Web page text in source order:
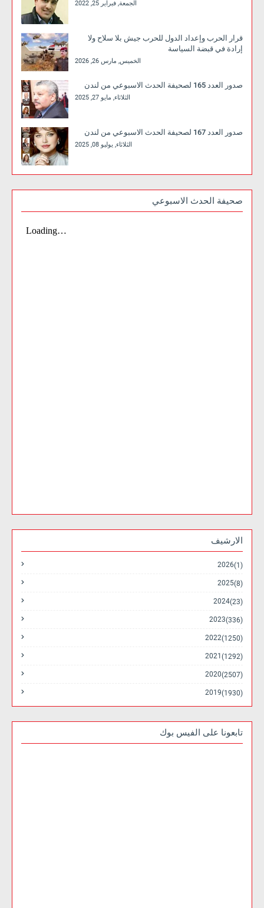
الجمعة, فبراير 25, 2022
قرار الحرب وإعداد الدول للحرب جيش بلا سلاح ولا
إرادة في قبضة السياسة
الخميس, مارس 26, 2026
صدور العدد 165 لصحيفة الحدث الاسبوعي من لندن
الثلاثاء, مايو 27, 2025
صدور العدد 167 لصحيفة الحدث الاسبوعي من لندن
الثلاثاء, يوليو 08, 2025
صحيفة الحدث الاسبوعي
الارشيف
2026 (1)
2025 (8)
2024 (23)
2023 (336)
2022 (1250)
2021 (1292)
2020 (2507)
2019 (1930)
تابعونا على الفيس بوك